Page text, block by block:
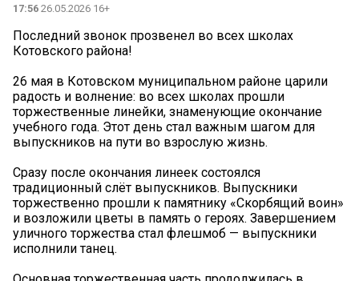
17:56 26.05.2026 16+
Последний звонок прозвенел во всех школах
Котовского района!
26 мая в Котовском муниципальном районе царили
радость и волнение: во всех школах прошли
торжественные линейки, знаменующие окончание
учебного года. Этот день стал важным шагом для
выпускников на пути во взрослую жизнь.
Сразу после окончания линеек состоялся
традиционный слёт выпускников. Выпускники
торжественно прошли к памятнику «Скорбящий воин»
и возложили цветы в память о героях. Завершением
уличного торжества стал флешмоб — выпускники
исполнили танец.